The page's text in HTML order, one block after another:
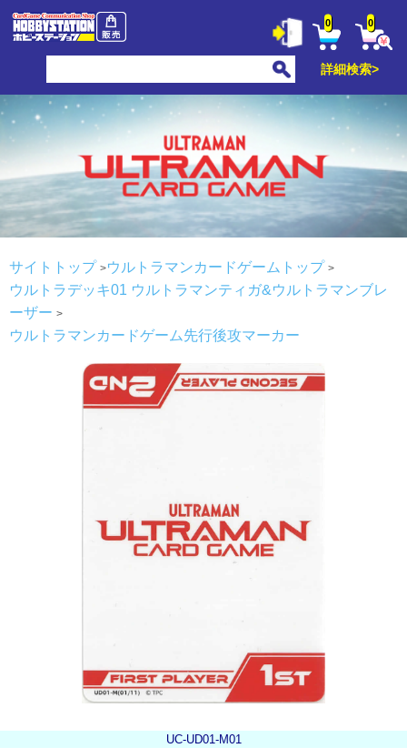
0 0
詳細検索>
サイトトップ
ウルトラマンカードゲームトップ
ウルトラデッキ01 ウルトラマンティガ&ウルトラマンブレ
ーザー
ウルトラマンカードゲーム先行後攻マーカー
UC-UD01-M01